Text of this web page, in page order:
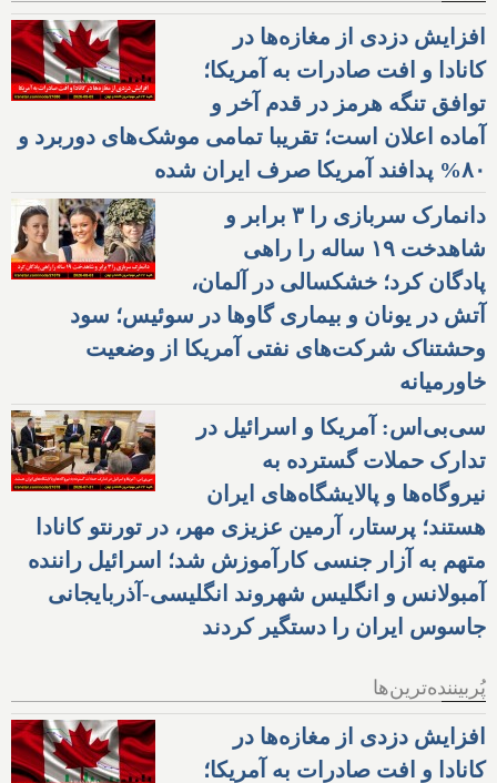
افزایش دزدی از مغازه‌ها در
کانادا و افت صادرات به آمریکا؛
توافق تنگه هرمز در قدم آخر و
آماده اعلان است؛ تقریبا تمامی موشک‌های دوربرد و
۸۰% پدافند آمریکا صرف ایران شده
دانمارک سربازی را ۳ برابر و
شاهدخت ۱۹ ساله را راهی
پادگان کرد؛ خشکسالی در آلمان،
آتش در یونان و بیماری گاوها در سوئیس؛ سود
وحشتناک شرکت‌های نفتی آمریکا از وضعیت
خاورمیانه
سی‌بی‌اس: آمریکا و اسرائیل در
تدارک حملات گسترده به
نیروگاه‌ها و پالایشگاه‌های ایران
هستند؛ پرستار، آرمین عزیزی مهر، در تورنتو کانادا
متهم به آزار جنسی کارآموزش شد؛ اسرائیل راننده
آمبولانس و انگلیس شهروند انگلیسی-آذربایجانی
جاسوس ایران را دستگیر کردند
پُربیننده‌ترین‌ها
افزایش دزدی از مغازه‌ها در
کانادا و افت صادرات به آمریکا؛